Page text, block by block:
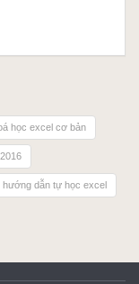
học excel cơ bản
hướng dẫn tự học excel